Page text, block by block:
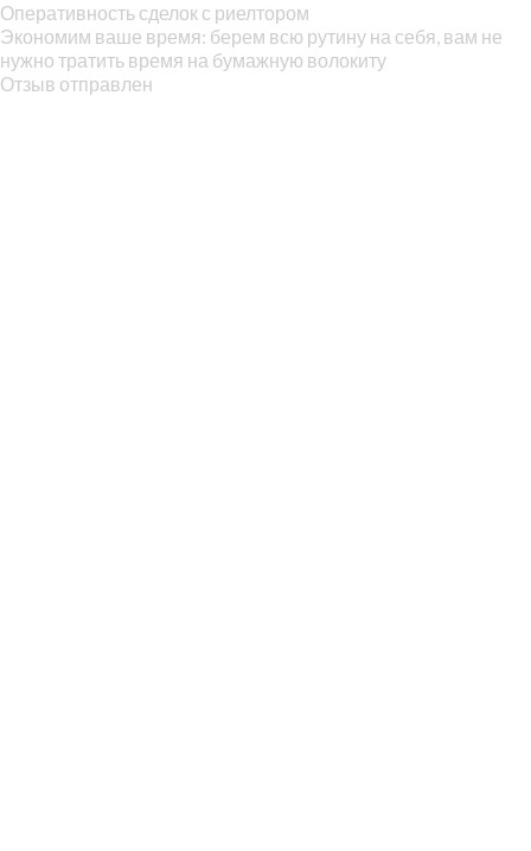
Оперативность сделок с риелтором
Экономим ваше время: берем всю рутину на себя, вам не
нужно тратить время на бумажную волокиту
Отзыв отправлен